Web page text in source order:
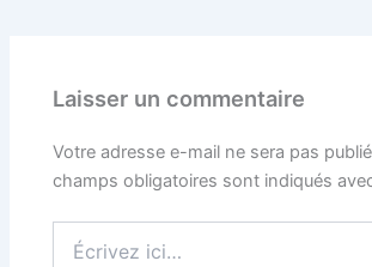
Laisser un commentaire
Votre adresse e-mail ne sera pas
champs obligatoires sont indiqués
ici…